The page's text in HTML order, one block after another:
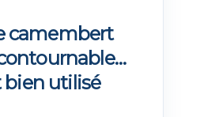
camembert
bien utilisé